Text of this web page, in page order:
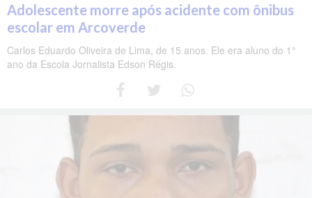
Adolescente morre após acidente com ônibus
escolar em Arcoverde
Carlos Eduardo Oliveira de Lima, de 15 anos. Ele era aluno do 1°
ano da Escola Jornalista Edson Régis.